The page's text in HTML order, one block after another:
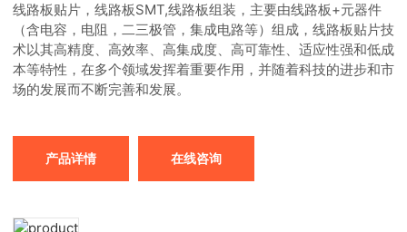
线路板贴片，线路板SMT,线路板组装，主要由线路板+元器件
（含电容，电阻，二三极管，集成电路等）组成，线路板贴片技
术以其高精度、高效率、高集成度、高可靠性、适应性强和低成
本等特性，在多个领域发挥着重要作用，并随着科技的进步和市
场的发展而不断完善和发展。
产品详情 在线咨询